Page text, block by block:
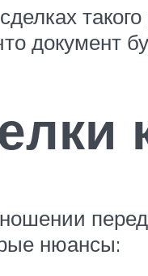
документ
нюансы: